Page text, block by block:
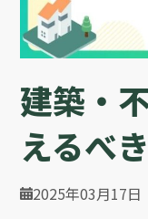
建築・
えるべ
2025年03月17日